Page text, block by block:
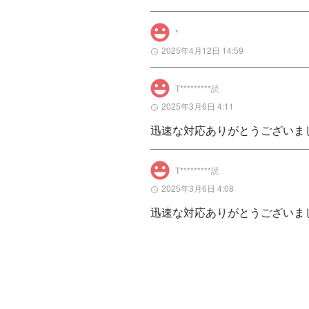
*
2025年4月12日 14:59
T*********読
2025年3月6日 4:11
迅速な対応ありがとうございま
T*********読
2025年3月6日 4:08
迅速な対応ありがとうございま